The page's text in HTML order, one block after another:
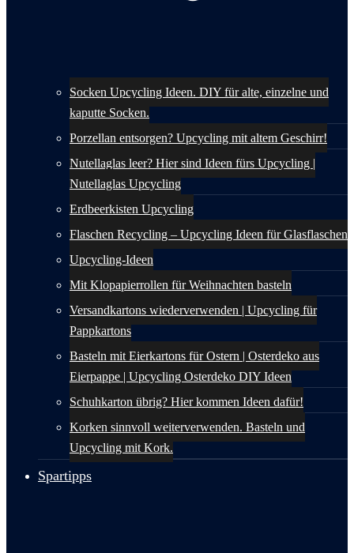
Socken Upcycling Ideen. DIY für alte, einzelne und
kaputte Socken.
Porzellan entsorgen? Upcycling mit altem Geschirr!
Nutellaglas leer? Hier sind Ideen fürs Upcycling |
Nutellaglas Upcycling
Erdbeerkisten Upcycling
Flaschen Recycling – Upcycling Ideen für Glasflaschen
Upcycling-Ideen
Mit Klopapierrollen für Weihnachten basteln
Versandkartons wiederverwenden | Upcycling für
Pappkartons
Basteln mit Eierkartons für Ostern | Osterdeko aus
Eierpappe | Upcycling Osterdeko DIY Ideen
Schuhkarton übrig? Hier kommen Ideen dafür!
Korken sinnvoll weiterverwenden. Basteln und
Upcycling mit Kork.
Spartipps